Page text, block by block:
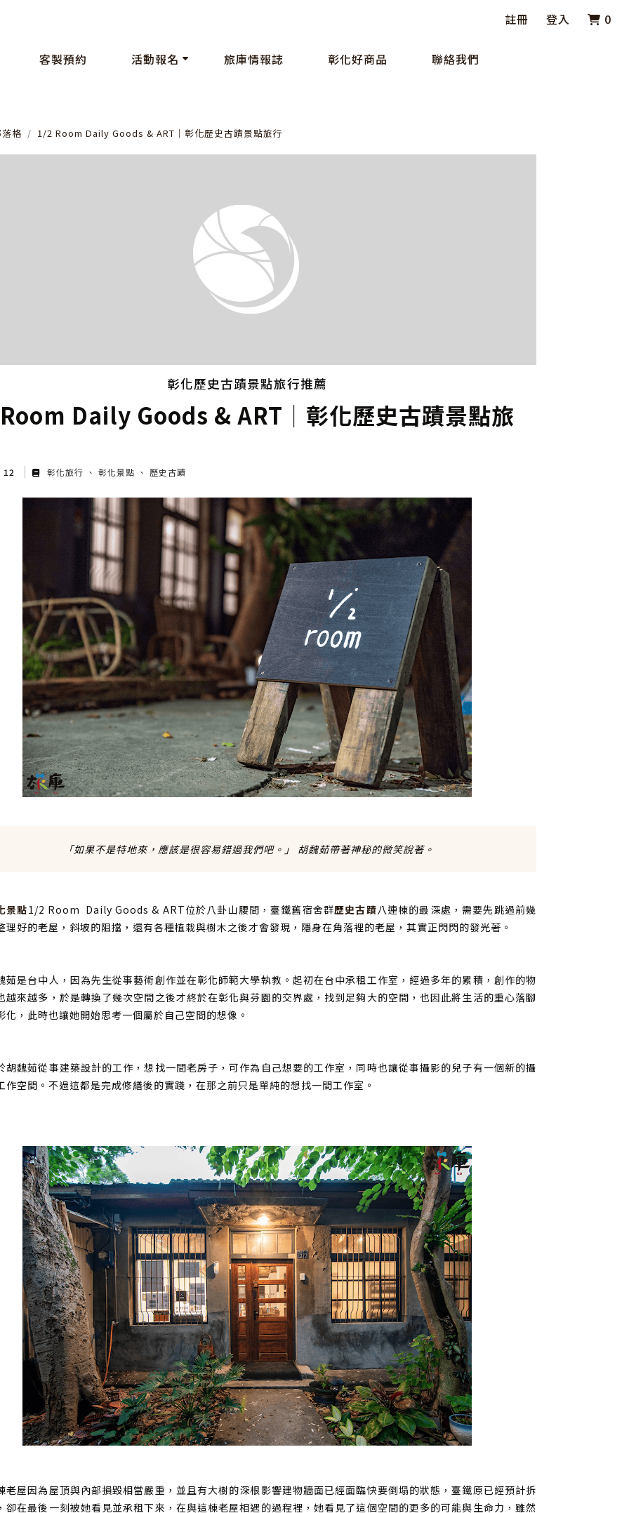
註冊 登入 0
客製預約 活動報名 旅庫情報誌 彰化好商品 聯絡我們
落格 1/2 Room Daily Goods & ART│彰化歷史古蹟景點旅行
彰化歷史古蹟景點旅行推薦
Daily Goods & ART│彰化歷史古蹟景點旅
12 彰化旅行 彰化景點 歷史古蹟
「如果不是特地來，應該是很容易錯過我們吧。」 胡魏茹帶著神秘的微笑說著。
景點1/2 Room Daily Goods & ART位於八卦山腰間，臺鐵舊宿舍群歷史古蹟八連棟的最深處，需要先跳過前幾
理好的老屋，斜坡的阻擋，還有各種植栽與樹木之後才會發現，隱身在角落裡的老屋，其實正閃閃的發光著。
茹是台中人，因為先生從事藝術創作並在彰化師範大學執教。起初在台中承租工作室，經過多年的累積，創作的物
越來越多，於是轉換了幾次空間之後才終於在彰化與芬園的交界處，找到足夠大的空間，也因此將生活的重心落腳
化，此時也讓她開始思考一個屬於自己空間的想像。
胡魏茹從事建築設計的工作，想找一間老房子，可作為自己想要的工作室，同時也讓從事攝影的兒子有一個新的攝
作空間。不過這都是完成修繕後的實踐，在那之前只是單純的想找一間工作室。
老屋因為屋頂與內部損毀相當嚴重，並且有大樹的深根影響建物牆面已經面臨快要倒塌的狀態，臺鐵原已經預計拆
卻在最後一刻被她看見並承租下來，在與這棟老屋相遇的過程裡，她看見了這個空間的更多的可能與生命力，雖然